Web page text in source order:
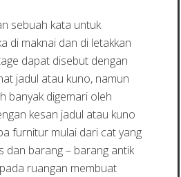
sebuah kata untuk
di maknai dan di letakkan
dapat disebut dengan
jadul atau kuno, namun
banyak digemari oleh
kesan jadul atau kuno
furnitur mulai dari cat yang
dan barang – barang antik
ruangan membuat